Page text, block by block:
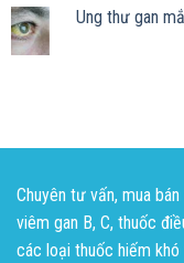
Ung thư gan
Chuyên tư vấn, mua
viêm gan B, C, thuốc
các loại thuốc hiếm